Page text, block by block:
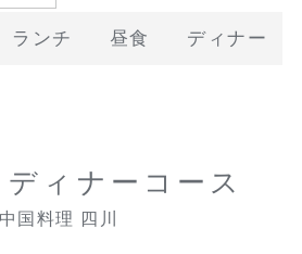
ランチ 昼食 ディナー
ィナーコース
中国料理 四川